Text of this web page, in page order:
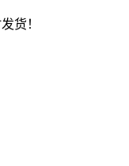
货！